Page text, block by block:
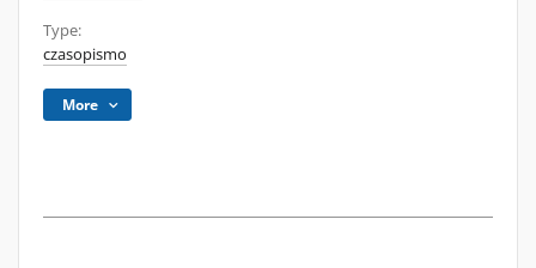
Type:
czasopismo
More